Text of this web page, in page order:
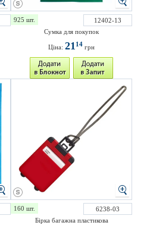
925 шт.
12402-13
Сумка для покупок
Ціна: 2114 грн
160 шт.
6238-03
Бірка багажна пластикова